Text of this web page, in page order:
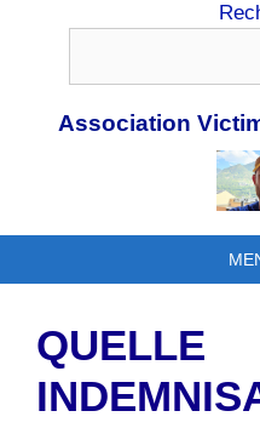
Association
QUELLE